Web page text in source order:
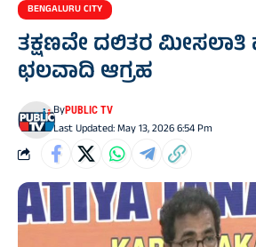
BENGALURU CITY
ತಕ್ಷಣವೇ ದಲಿತರ ಮೀಸಲಾತಿ
ಛಲವಾದಿ ಆಗ್ರಹ
Last Updated: May 13, 2026 6:54 Pm
ByPUBLIC TV